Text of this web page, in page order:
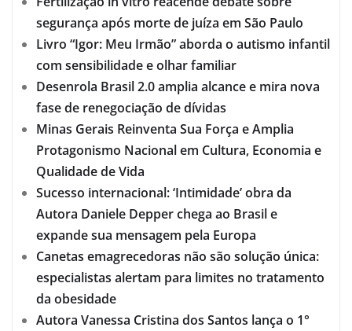
segurança após morte de juíza em São Paulo
Livro “Igor: Meu Irmão” aborda o autismo infantil
com sensibilidade e olhar familiar
Desenrola Brasil 2.0 amplia alcance e mira nova
fase de renegociação de dívidas
Minas Gerais Reinventa Sua Força e Amplia
Protagonismo Nacional em Cultura, Economia e
Qualidade de Vida
Sucesso internacional: ‘Intimidade’ obra da
Autora Daniele Depper chega ao Brasil e
expande sua mensagem pela Europa
Canetas emagrecedoras não são solução única:
especialistas alertam para limites no tratamento
da obesidade
Autora Vanessa Cristina dos Santos lança o 1°